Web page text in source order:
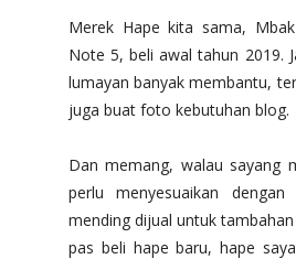
Merek Hape kita sama,
Note 5, beli awal tahun 2019.
lumayan banyak membantu,
juga buat foto kebutuhan blog.
Dan memang, walau sayang
perlu menyesuaikan
mending dijual untuk
pas beli hape baru, hape